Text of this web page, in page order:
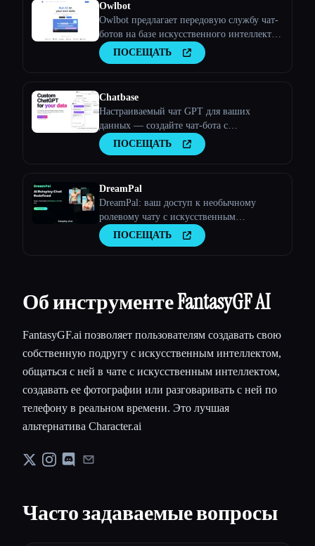
Owlbot
Owlbot предлагает передовую службу чат-
ботов на базе искусственного интеллекта,
которая легко интегрируется с вашими
данными и мгновенно отвечает вам,
ПОСЕЩАТЬ
Chatbase
Настраиваемый чат GPT для ваших
данных — создайте чат-бота с
искусственным интеллектом, обученного
вашим данным
ПОСЕЩАТЬ
DreamPal
DreamPal: ваш доступ к необычному
ролевому чату с искусственным
интеллектом
ПОСЕЩАТЬ
Об инструменте FantasyGF AI
FantasyGF.ai позволяет пользователям создавать свою
собственную подругу с искусственным интеллектом,
общаться с ней в чате с искусственным интеллектом,
создавать ее фотографии или разговаривать с ней по
телефону в реальном времени. Это лучшая
альтернатива Character.ai
Часто задаваемые вопросы